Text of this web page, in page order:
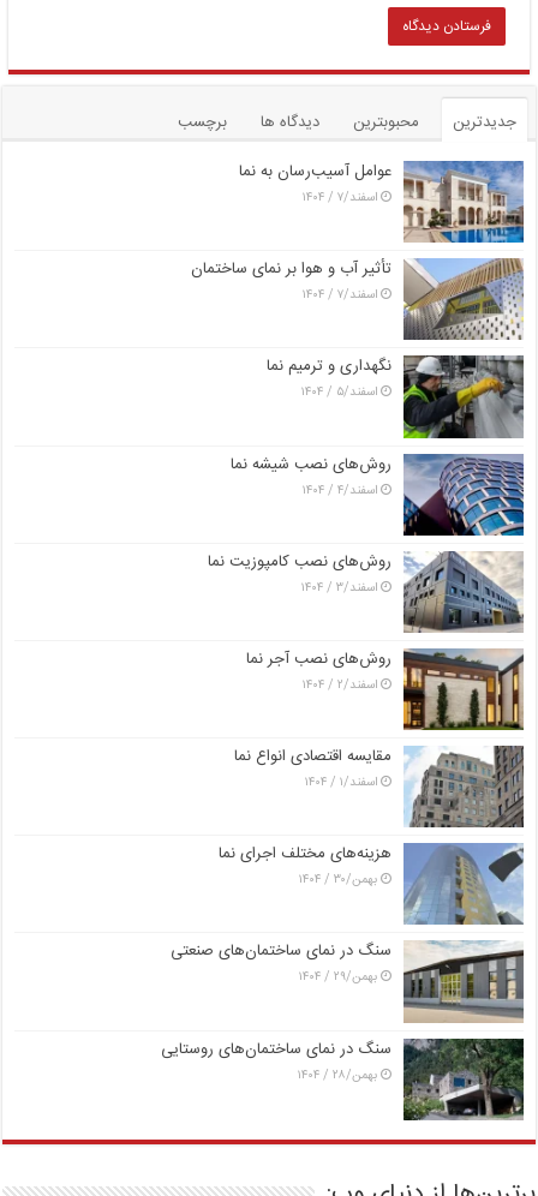
جدیدترین محبوبترین دیدگاه ها
برچسب
عوامل آسیب‌رسان به نما
اسفند/۷ / ۱۴۰۴
تأثیر آب و هوا بر نمای ساختمان
اسفند/۷ / ۱۴۰۴
نگهداری و ترمیم نما
اسفند/۵ / ۱۴۰۴
روش‌های نصب شیشه نما
اسفند/۴ / ۱۴۰۴
روش‌های نصب کامپوزیت نما
اسفند/۳ / ۱۴۰۴
روش‌های نصب آجر نما
اسفند/۲ / ۱۴۰۴
مقایسه اقتصادی انواع نما
اسفند/۱ / ۱۴۰۴
هزینه‌های مختلف اجرای نما
بهمن/۳۰ / ۱۴۰۴
سنگ در نمای ساختمان‌های صنعتی
بهمن/۲۹ / ۱۴۰۴
سنگ در نمای ساختمان‌های روستایی
بهمن/۲۸ / ۱۴۰۴